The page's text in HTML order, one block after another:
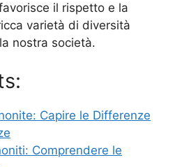
il rispetto e la
varietà di diversità
nostra società.
Capire le Differenze
Comprendere le